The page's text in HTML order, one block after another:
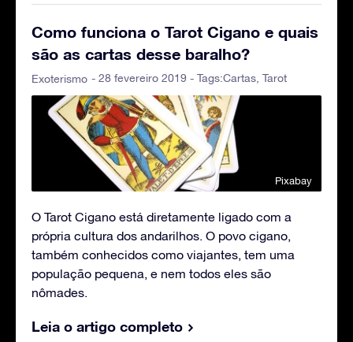
Como funciona o Tarot Cigano e quais
são as cartas desse baralho?
Exoterismo - 28 fevereiro 2019 - Tags:Cartas, Tarot
Pixabay
O Tarot Cigano está diretamente ligado com a
própria cultura dos andarilhos. O povo cigano,
também conhecidos como viajantes, tem uma
população pequena, e nem todos eles são
nômades.
Leia o artigo completo